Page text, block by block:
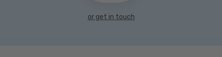
or get in touch